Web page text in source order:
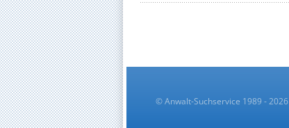
© Anwalt-Suchservice 1989 - 2026